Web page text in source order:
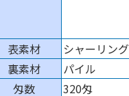
表素材
シャーリング
裏素材
パイル
匁数
320匁